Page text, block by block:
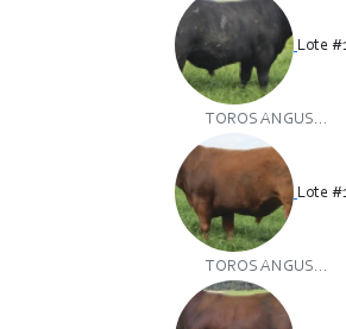
Lote
TOROS ANGUS...
Lote
TOROS ANGUS...